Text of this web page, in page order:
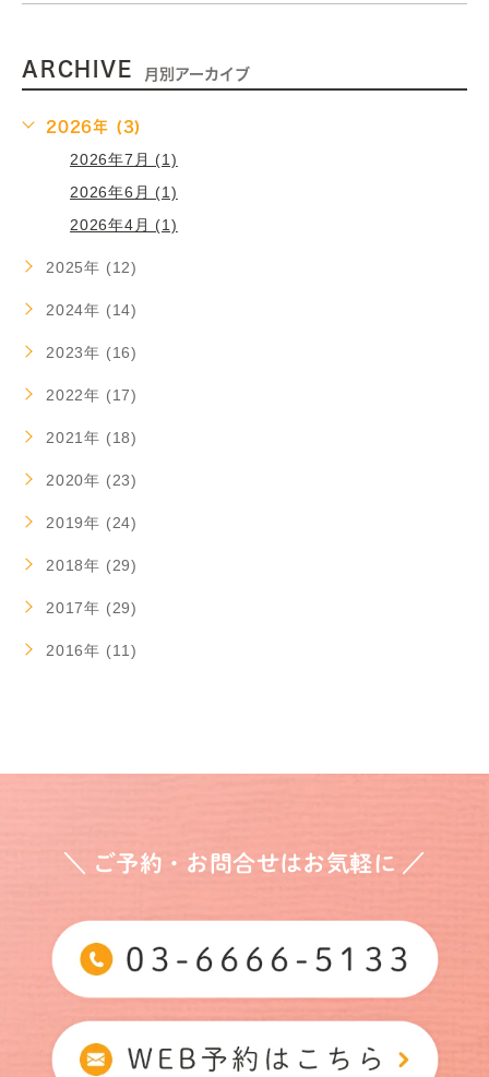
ARCHIVE 月別アーカイブ
2026年 (3)
2026年7月 (1)
2026年6月 (1)
2026年4月 (1)
2025年 (12)
2024年 (14)
2023年 (16)
2022年 (17)
2021年 (18)
2020年 (23)
2019年 (24)
2018年 (29)
2017年 (29)
2016年 (11)
＼ ご予約・お問合せはお気軽に ／